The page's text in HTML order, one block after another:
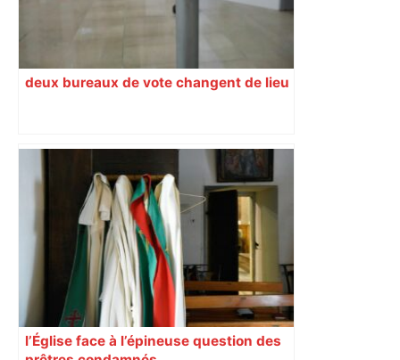
deux bureaux de vote changent de lieu
l’Église face à l’épineuse question des